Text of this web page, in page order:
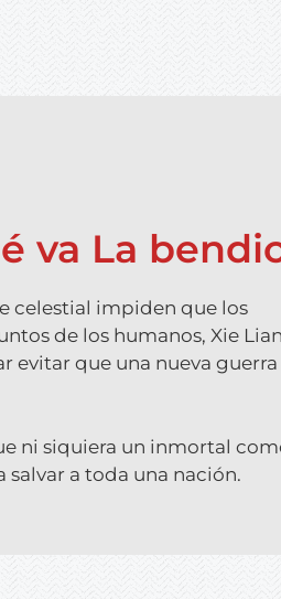
va La
celestial impiden que los
de los humanos, Xie
evitar que una nueva guerra
ni siquiera un inmortal
a toda una nación.